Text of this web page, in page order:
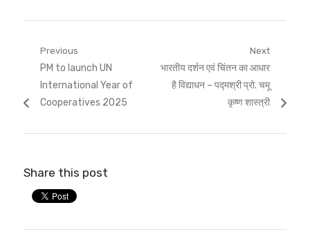
Post
navigation
Previous
Previous
post:
PM to launch UN
International Year of
Cooperatives 2025
Next
Next
post:
भारतीय दर्शन एवं चिंतन का आधार
है विद्याधन – पद्मश्री प्रो. चमू
कृष्ण शास्त्री
Share this post